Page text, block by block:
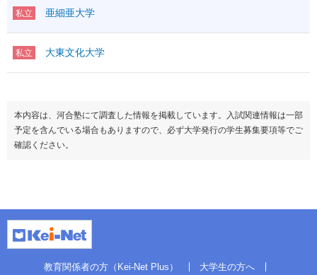
私立 亜細亜大学
私立 大東文化大学
本内容は、河合塾にて調査した情報を掲載しています。入試関連情報は一部
予定を含んでいる場合もありますので、必ず大学発行の学生募集要項等でご
確認ください。
教育関係者の方（Kei-Net Plus） 大学生の方へ